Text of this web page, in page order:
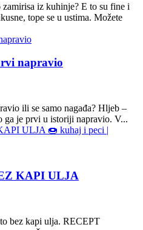
iz kuhinje? E to su fine i
tope se u ustima. Možete
napravio
ili se samo nagađa? Hljeb –
ga je prvi u istoriji napravio. V...
KAPI ULJA
bez kapi ulja. RECEPT